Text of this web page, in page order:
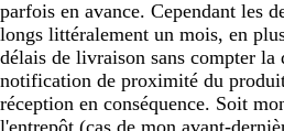
parfois en avance. Cependant les
longs littéralement un mois, en
délais de livraison sans compter
notification de proximité du
réception en conséquence. Soit